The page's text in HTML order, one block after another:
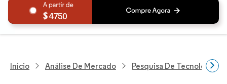
4750
Início Análise De Mercado Pesquisa De Tecnologia,